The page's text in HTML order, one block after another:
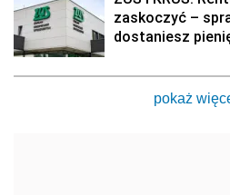
zaskoczyć –
dostaniesz
pokaż